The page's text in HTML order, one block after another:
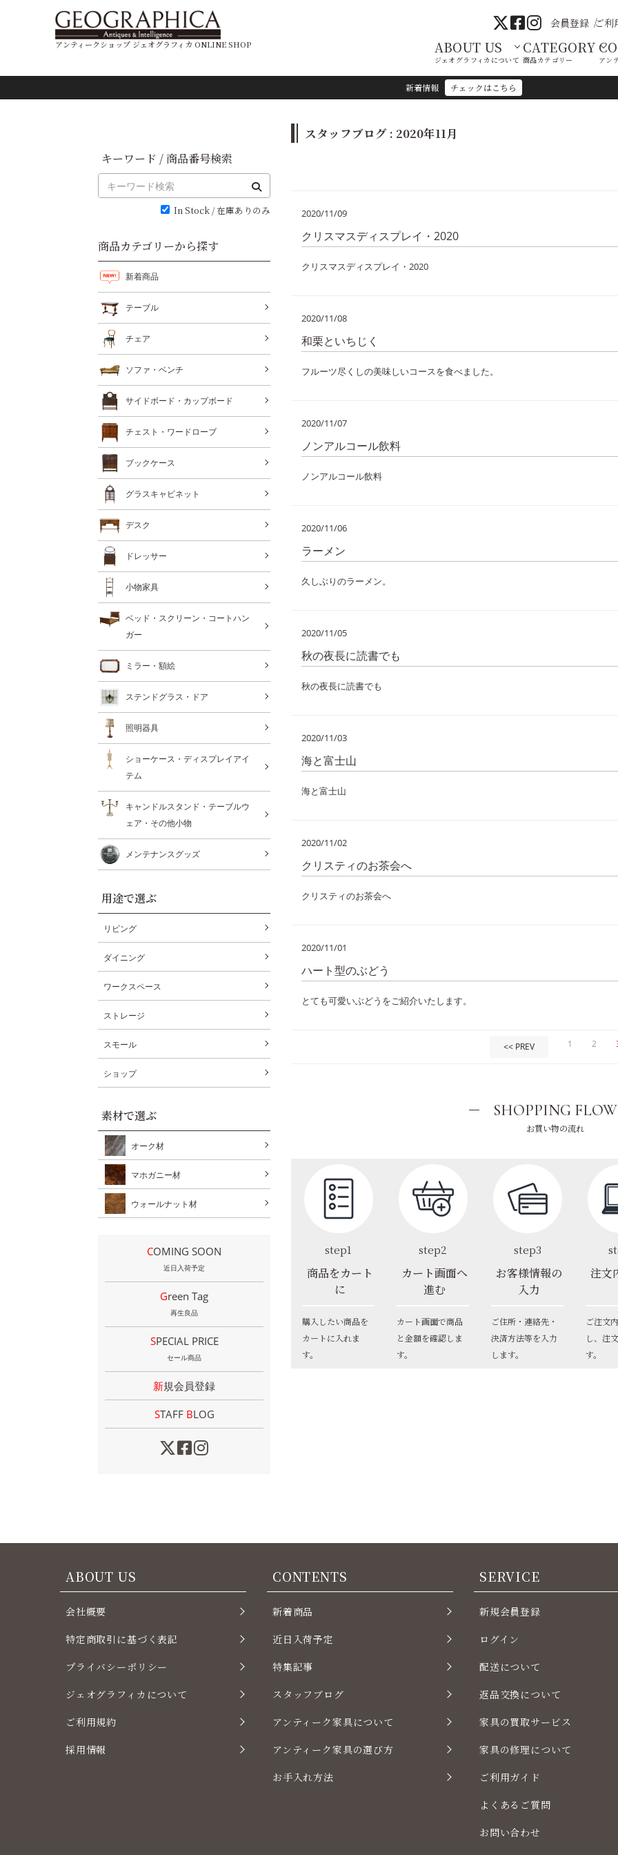
新着情報 チェックはこちら
アンティークショップ ジェオグラフィカ ONLINE SHOP
会員登録 ご利
ABOUT US
ジェオグラフィカについて
CATEGORY
商品カテゴリー アン
スタッフブログ : 2020年11月
2020/11/09
クリスマスディスプレイ・2020
クリスマスディスプレイ・2020
2020/11/08
和栗といちじく
フルーツ尽くしの美味しいコースを食べました。
2020/11/07
ノンアルコール飲料
ノンアルコール飲料
2020/11/06
ラーメン
久しぶりのラーメン。
2020/11/05
秋の夜長に読書でも
秋の夜長に読書でも
2020/11/03
海と富士山
海と富士山
2020/11/02
クリスティのお茶会へ
クリスティのお茶会へ
2020/11/01
ハート型のぶどう
とても可愛いぶどうをご紹介いたします。
<< PREV 1 2
SHOPPING FLOW
お買い物の流れ
step1
商品をカート
に
購入したい商品を
カートに入れま
す。
step2
カート画面へ
進む
カート画面で商品
と金額を確認しま
す。
step3
お客様情報の
入力
ご住所・連絡先・
決済方法等を入力
します。
注文
ご注文
し、注
す。
キーワード / 商品番号検索
In Stock / 在庫ありのみ
商品カテゴリーから探す
新着商品
テーブル
チェア
ソファ・ベンチ
サイドボード・カップボード
チェスト・ワードローブ
ブックケース
グラスキャビネット
デスク
ドレッサー
小物家具
ベッド・スクリーン・コートハン
ガー
ミラー・額絵
ステンドグラス・ドア
照明器具
ショーケース・ディスプレイアイ
テム
キャンドルスタンド・テーブルウ
ェア・その他小物
メンテナンスグッズ
用途で選ぶ
リビング
ダイニング
ワークスペース
ストレージ
スモール
ショップ
素材で選ぶ
オーク材
マホガニー材
ウォールナット材
COMING SOON
近日入荷予定
Green Tag
再生良品
SPECIAL PRICE
セール商品
新規会員登録
STAFF BLOG
ABOUT US
会社概要
特定商取引に基づく表記
プライバシーポリシー
ジェオグラフィカについて
ご利用規約
採用情報
CONTENTS
新着商品
近日入荷予定
特集記事
スタッフブログ
アンティーク家具について
アンティーク家具の選び方
お手入れ方法
SERVICE
新規会員登録
ログイン
配送について
返品交換について
家具の買取サービス
家具の修理について
ご利用ガイド
よくあるご質問
お問い合わせ